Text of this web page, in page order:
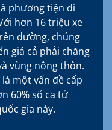
phương tiện di
hơn 16 triệu xe
đường, chúng
giá cả phải chăng
vùng nông thôn.
một vấn đề cấp
60% số ca tử
gia này.